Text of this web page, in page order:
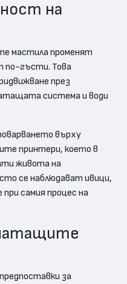
на
мастила променят
по-гъсти. Това
през
система и води
върху
принтери, което в
живота на
се наблюдават ивици,
самия процес на
за